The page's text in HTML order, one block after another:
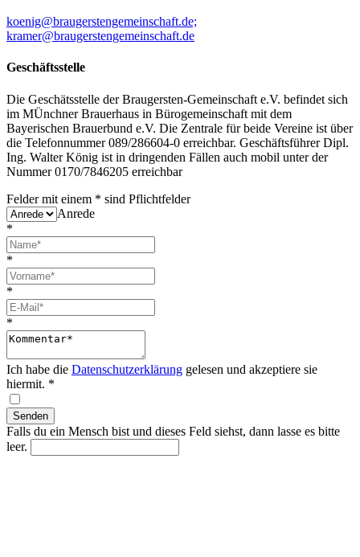
koenig@braugerstengemeinschaft.de;
kramer@braugerstengemeinschaft.de
Geschäftsstelle
Die Geschätsstelle der Braugersten-Gemeinschaft e.V. befindet sich
im MÜnchner Brauerhaus in Bürogemeinschaft mit dem
Bayerischen Brauerbund e.V. Die Zentrale für beide Vereine ist über
die Telefonnummer 089/286604-0 erreichbar. Geschäftsführer Dipl.
Ing. Walter König ist in dringenden Fällen auch mobil unter der
Nummer 0170/7846205 erreichbar
Felder mit einem * sind Pflichtfelder
Anrede
*
*
*
*
Ich habe die Datenschutzerklärung gelesen und akzeptiere sie
hiermit. *
Falls du ein Mensch bist und dieses Feld siehst, dann lasse es bitte
leer.